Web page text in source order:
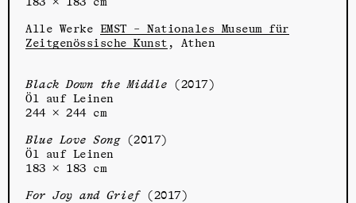
Alle Werke EMST – Nationales Museum für
Zeitgenössische Kunst , Athen
Black Down the Middle (2017)
Öl auf Leinen
244 × 244 cm
Blue Love Song (2017)
Öl auf Leinen
183 × 183 cm
For Joy and Grief (2017)